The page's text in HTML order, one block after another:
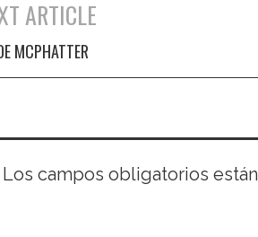
ARTICLE
MCPHATTER
Los campos obligatorios están